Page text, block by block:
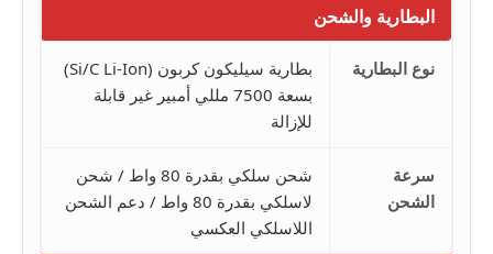
البطارية والشحن
نوع البطارية
بطارية سيليكون كربون (Si/C Li-Ion)
بسعة 7500 مللي أمبير غير قابلة
للإزالة
سرعة
الشحن
شحن سلكي بقدرة 80 واط / شحن
لاسلكي بقدرة 80 واط / دعم الشحن
اللاسلكي العكسي